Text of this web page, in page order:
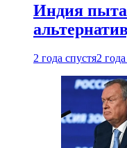
Индия
2 года спустя2